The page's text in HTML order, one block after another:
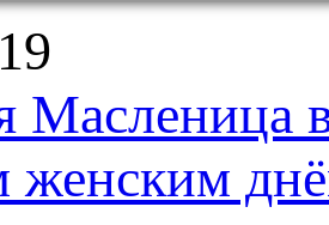
в
женским